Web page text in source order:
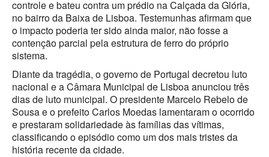
controle e bateu contra um prédio na Calçada da Glória,
no bairro da Baixa de Lisboa. Testemunhas afirmam que
o impacto poderia ter sido ainda maior, não fosse a
contenção parcial pela estrutura de ferro do próprio
sistema.
Diante da tragédia, o governo de Portugal decretou luto
nacional e a Câmara Municipal de Lisboa anunciou três
dias de luto municipal. O presidente Marcelo Rebelo de
Sousa e o prefeito Carlos Moedas lamentaram o ocorrido
e prestaram solidariedade às famílias das vítimas,
classificando o episódio como um dos mais tristes da
história recente da cidade.